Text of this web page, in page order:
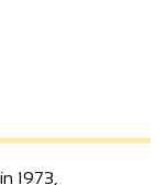
1973,